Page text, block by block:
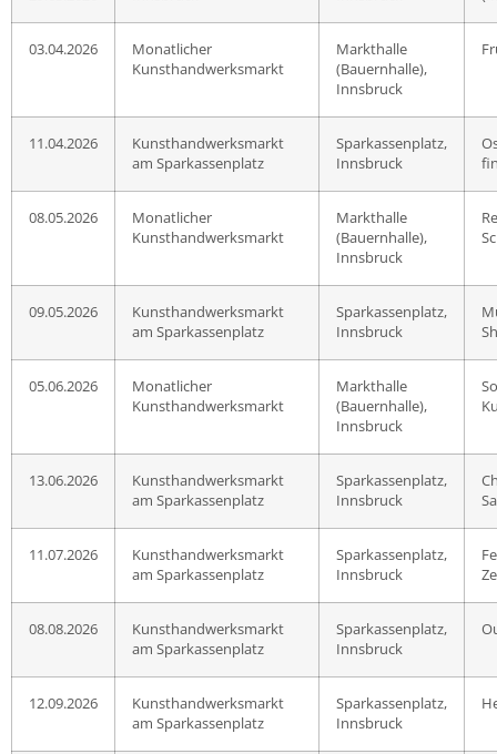
03.04.2026
Monatlicher
Kunsthandwerksmarkt
Markthalle
(Bauernhalle),
Innsbruck
11.04.2026
Kunsthandwerksmarkt
am Sparkassenplatz
Sparkassenplatz,
Innsbruck
08.05.2026
Monatlicher
Kunsthandwerksmarkt
Markthalle
(Bauernhalle),
Innsbruck
09.05.2026
Kunsthandwerksmarkt
am Sparkassenplatz
Sparkassenplatz,
Innsbruck
05.06.2026
Monatlicher
Kunsthandwerksmarkt
Markthalle
(Bauernhalle),
Innsbruck
13.06.2026
Kunsthandwerksmarkt
am Sparkassenplatz
Sparkassenplatz,
Innsbruck
11.07.2026
Kunsthandwerksmarkt
am Sparkassenplatz
Sparkassenplatz,
Innsbruck
08.08.2026
Kunsthandwerksmarkt
am Sparkassenplatz
Sparkassenplatz,
Innsbruck
12.09.2026
Kunsthandwerksmarkt
am Sparkassenplatz
Sparkassenplatz,
Innsbruck